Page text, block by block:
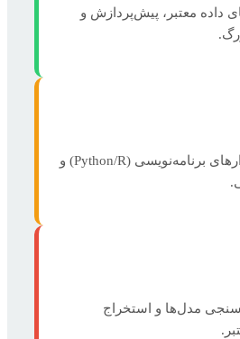
داده معتبر، پیش‌پردازش و
انتخاب الگوریتم، ابزارهای برنامه‌نویسی (Python/R) و
مدل‌ها و استخراج